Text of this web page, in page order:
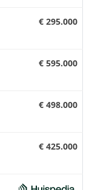
€ 295.000
€ 595.000
€ 498.000
€ 425.000